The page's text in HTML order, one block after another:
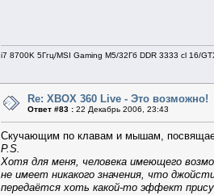
i7 8700K 5Ггц/MSI Gaming M5/32Гб DDR 3333 cl 16/
Re: XBOX 360 Live - Это возможно!
Ответ #83 : 22 Декабрь 2006, 23:43
Скучающим по клавам и мышам,
P.S.
Хотя для меня, человека имеющего
не имеет никакого значения, что
передаётся хоть какой-то эффект